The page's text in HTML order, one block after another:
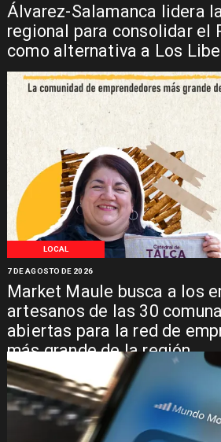
Álvarez-Salamanca lidera
regional para consolidar el
como alternativa a Los
LOCAL
Market Maule busca a los
artesanos de las 30
abiertas para la red de
más grande de la región
7 DE AGOSTO DE 2026